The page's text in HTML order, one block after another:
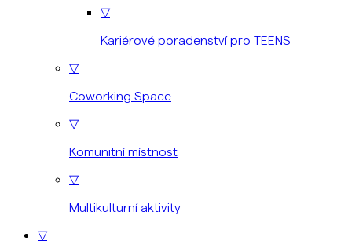
▽
Kariérové poradenství pro TEENS
▽
Coworking Space
▽
Komunitní místnost
▽
Multikulturní aktivity
▽